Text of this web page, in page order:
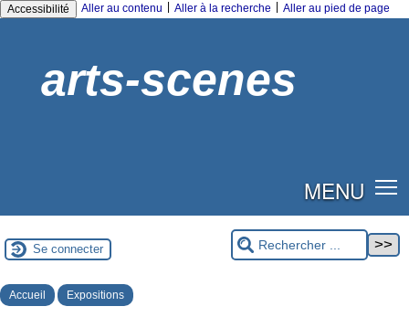
Accessibilité Aller au contenu Aller à la recherche Aller au pied de page
arts-scenes
MENU
Se connecter
Accueil Expositions